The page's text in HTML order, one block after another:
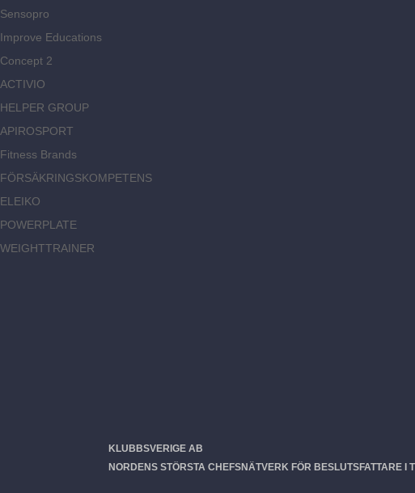
Sensopro
Improve Educations
Concept 2
ACTIVIO
HELPER GROUP
APIROSPORT
Fitness Brands
FÖRSÄKRINGSKOMPETENS
ELEIKO
POWERPLATE
WEIGHTTRAINER
KLUBBSVERIGE AB
NORDENS STÖRSTA CHEFSNÄTVERK FÖR BESLUTSFATTARE I